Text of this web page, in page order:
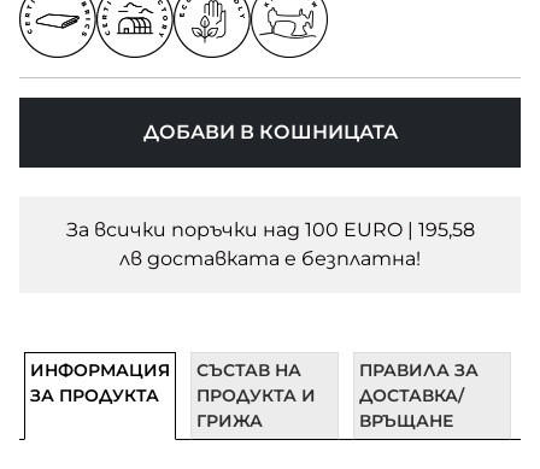
ДОБАВИ В КОШНИЦАТА
За всички поръчки над 100 EURO | 195,58
лв доставката e безплатна!
ИНФОРМАЦИЯ
ЗА ПРОДУКТА
СЪСТАВ НА
ПРОДУКТА И
ГРИЖА
ПРАВИЛА ЗА
ДОСТАВКА/
ВРЪЩАНЕ